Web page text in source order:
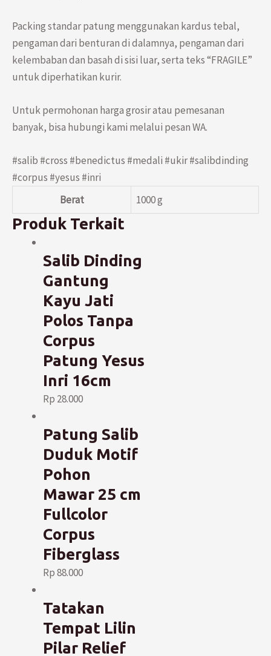
Packing standar patung menggunakan kardus tebal,
pengaman dari benturan di dalamnya, pengaman dari
kelembaban dan basah di sisi luar, serta teks “FRAGILE”
untuk diperhatikan kurir.
Untuk permohonan harga grosir atau pemesanan
banyak, bisa hubungi kami melalui pesan WA.
#salib #cross #benedictus #medali #ukir #salibdinding
#corpus #yesus #inri
Berat
1000 g
Produk Terkait
Salib Dinding
Gantung
Kayu Jati
Polos Tanpa
Corpus
Patung Yesus
Inri 16cm
Rp 28.000
Patung Salib
Duduk Motif
Pohon
Mawar 25 cm
Fullcolor
Corpus
Fiberglass
Rp88.000
Tatakan
Tempat Lilin
Pilar Relief